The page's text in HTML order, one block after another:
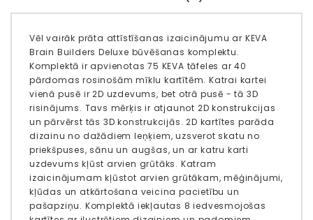
Vēl vairāk prāta attīstīšanas izaicinājumu ar KEVA
Brain Builders Deluxe būvēšanas komplektu.
Komplektā ir apvienotas 75 KEVA tāfeles ar 40
pārdomas rosinošām mīklu kartītēm. Katrai kartei
vienā pusē ir 2D uzdevums, bet otrā pusē - tā 3D
risinājums. Tavs mērķis ir atjaunot 2D konstrukcijas
un pārvērst tās 3D konstrukcijās. 2D kartītes parāda
dizainu no dažādiem leņķiem, uzsverot skatu no
priekšpuses, sānu un augšas, un ar katru karti
uzdevums kļūst arvien grūtāks. Katram
izaicinājumam kļūstot arvien grūtākam, mēģinājumi,
kļūdas un atkārtošana veicina pacietību un
pašapziņu. Komplektā iekļautas 8 iedvesmojošas